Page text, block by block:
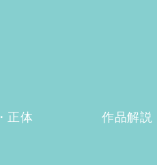
正体 作品解説